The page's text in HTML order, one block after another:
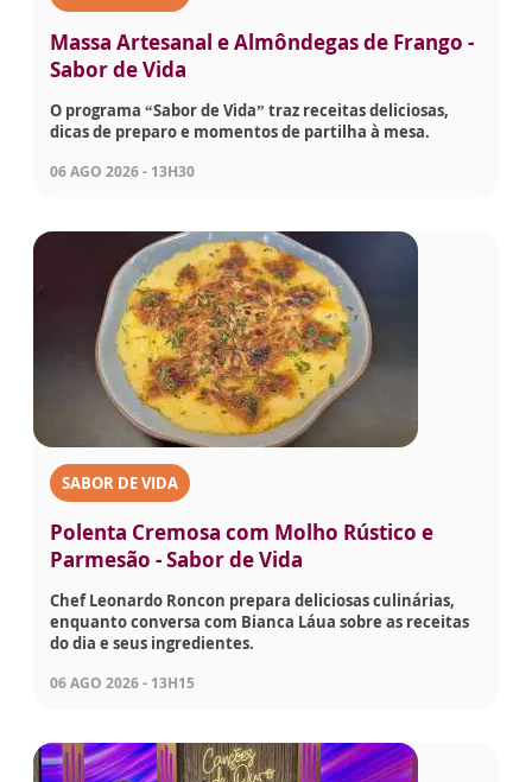
Massa Artesanal e Almôndegas de Frango -
Sabor de Vida
O programa “Sabor de Vida” traz receitas deliciosas,
dicas de preparo e momentos de partilha à mesa.
06 AGO 2026 - 13H30
SABOR DE VIDA
Polenta Cremosa com Molho Rústico e
Parmesão - Sabor de Vida
Chef Leonardo Roncon prepara deliciosas culinárias,
enquanto conversa com Bianca Láua sobre as receitas
do dia e seus ingredientes.
06 AGO 2026 - 13H15